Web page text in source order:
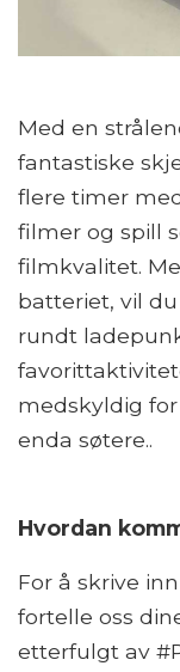
Med en
fantastiske
flere timer
filmer og spill
filmkvalitet.
batteriet, vil
rundt
medskyldig
enda søtere..
Hvordan
For å skrive
fortelle oss
etterfulgt av